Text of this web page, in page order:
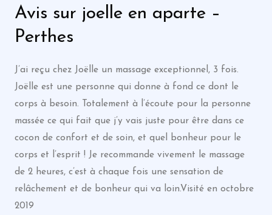
Avis sur joelle en aparte –
Perthes
J’ai reçu chez Joëlle un massage exceptionnel, 3 fois.
Joëlle est une personne qui donne à fond ce dont le
corps à besoin. Totalement à l’écoute pour la personne
massée ce qui fait que j’y vais juste pour être dans ce
cocon de confort et de soin, et quel bonheur pour le
corps et l’esprit ! Je recommande vivement le massage
de 2 heures, c’est à chaque fois une sensation de
relâchement et de bonheur qui va loin.Visité en octobre
2019